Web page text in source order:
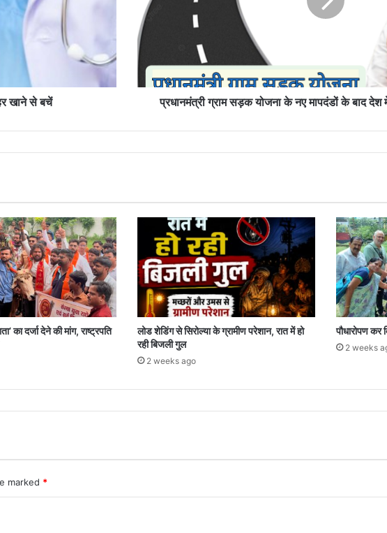
खाने से बचें
मापदंडों
के
बाद
देश
में
पहली
प्रधानमंत्री ग्राम सड़क योजना के नए मापदंडों के बाद
का दर्जा देने की मांग, राष्ट्रपति
लोड शेडिंग से सिरोल्या के ग्रामीण परेशान, रात में हो
रही बिजली गुल
2 weeks ago
पौधारोपण कर
2 weeks
marked *